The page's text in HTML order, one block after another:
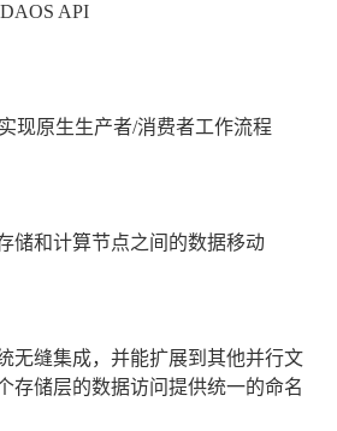
API
现原生生产者/消费者工作流程
储和计算节点之间的数据移动
无缝集成，并能扩展到其他并行文
存储层的数据访问提供统一的命名